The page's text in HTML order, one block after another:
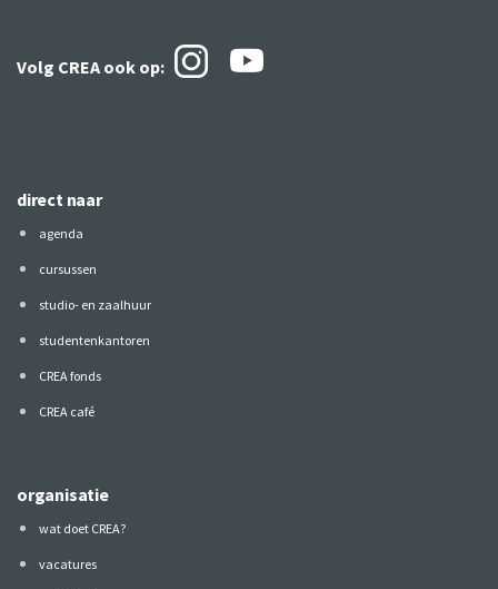
Volg CREA ook op:
direct naar
agenda
cursussen
studio- en zaalhuur
studentenkantoren
CREA fonds
CREA café
organisatie
wat doet CREA?
vacatures